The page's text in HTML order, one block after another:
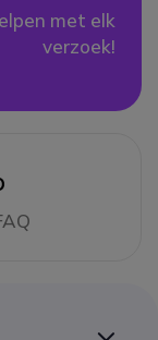
met elk
verzoek!